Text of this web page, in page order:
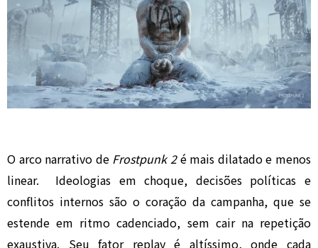
O arco narrativo de Frostpunk 2é mais dilatado e menos
linear. Ideologias em choque, decisões políticas e
conflitos internos são o coração da campanha, que se
estende em ritmo cadenciado, sem cair na repetição
exaustiva. Seu fator replay é altíssimo, onde cada